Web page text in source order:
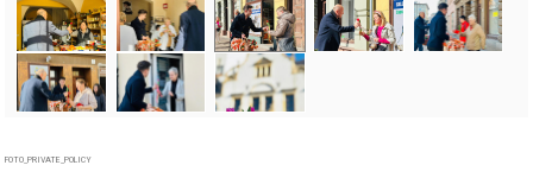
FOTO_PRIVATE_POLICY